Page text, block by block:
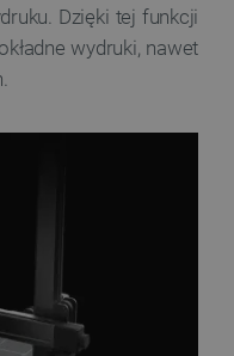
Dzięki tej funkcji
wydruki, nawet